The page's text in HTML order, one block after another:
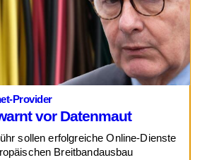
Provider
vor Datenmaut
sollen erfolgreiche Online-Dienste
Breitbandausbau